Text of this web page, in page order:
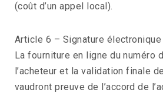
(coût d’un appel local).
Article 6 – Signature électronique
La fourniture en ligne du numéro
l’acheteur et la validation finale
vaudront preuve de l’accord de